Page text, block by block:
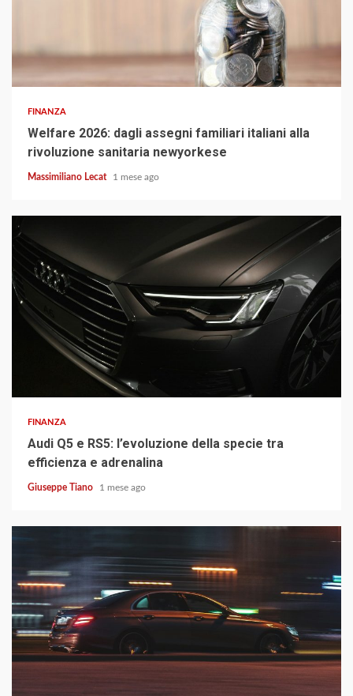
FINANZA
Welfare 2026: dagli assegni familiari italiani alla
rivoluzione sanitaria newyorkese
Massimiliano Lecat 1 mese ago
FINANZA
Audi Q5 e RS5: l’evoluzione della specie tra
efficienza e adrenalina
Giuseppe Tiano 1 mese ago